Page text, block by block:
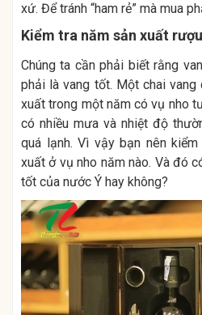
xứ. Để tránh “ham rẻ” mà mua
Kiểm tra năm sản xuất
Chúng ta cần phải biết rằng
phải là vang tốt. Một chai
xuất trong một năm có vụ nho
có nhiều mưa và nhiệt độ
quá lạnh. Vì vậy bạn nên
xuất ở vụ nho năm nào. Và đó
tốt của nước Ý hay không?